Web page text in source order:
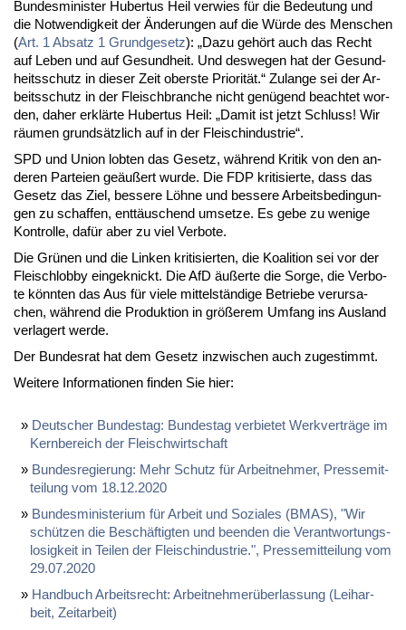
Bun­des­mi­nis­ter Hu­ber­tus Heil ver­wies für die Be­deu­tung und
die Not­wen­dig­keit der Än­de­run­gen auf die Wür­de des Men­schen
(Art. 1 Ab­satz 1 Grund­ge­setz): „Da­zu ge­hört auch das Recht
auf Le­ben und auf Ge­sund­heit. Und des­we­gen hat der Ge­sund­
heits­schutz in die­ser Zeit obers­te Prio­ri­tät.“ Zu­lan­ge sei der Ar­
beits­schutz in der Fleisch­bran­che nicht ge­nü­gend be­ach­tet wor­
den, da­her er­klär­te Hu­ber­tus Heil: „Da­mit ist jetzt Schluss! Wir
räu­men grund­sätz­lich auf in der Fleisch­in­dus­trie“.
SPD und Uni­on lob­ten das Ge­setz, wäh­rend Kri­tik von den an­
de­ren Par­tei­en ge­äu­ßert wur­de. Die FDP kri­ti­sier­te, dass das
Ge­setz das Ziel, bes­se­re Löh­ne und bes­se­re Ar­beits­be­din­gun­
gen zu schaf­fen, ent­täu­schend um­set­ze. Es ge­be zu we­ni­ge
Kon­trol­le, da­für aber zu viel Ver­bo­te.
Die Grü­nen und die Lin­ken kri­ti­sier­ten, die Ko­ali­ti­on sei vor der
Fleischlob­by ein­ge­knickt. Die AfD äu­ßer­te die Sor­ge, die Ver­bo­
te könn­ten das Aus für vie­le mit­tel­stän­di­ge Be­trie­be ver­ur­sa­
chen, wäh­rend die Pro­duk­ti­on in grö­ße­rem Um­fang ins Aus­land
ver­la­gert wer­de.
Der Bun­des­rat hat dem Ge­setz in­zwi­schen auch zu­ge­stimmt.
Wei­te­re In­for­ma­tio­nen fin­den Sie hier:
Deut­scher Bun­des­tag: Bun­des­tag ver­bie­tet Werk­ver­trä­ge im
Kern­be­reich der Fleisch­wirt­schaft
Bun­des­re­gie­rung: Mehr Schutz für Ar­beit­neh­mer, Pres­se­mit­
tei­lung vom 18.12.2020
Bun­des­mi­nis­te­ri­um für Ar­beit und So­zia­les (BMAS), "Wir
schüt­zen die Be­schäf­tig­ten und be­en­den die Ver­ant­wor­tungs­
lo­sig­keit in Tei­len der Fleisch­in­dus­trie.", Pres­se­mit­tei­lung vom
29.07.2020
Hand­buch Ar­beits­recht: Ar­beit­neh­mer­über­las­sung (Leih­ar­
beit, Zeit­ar­beit)